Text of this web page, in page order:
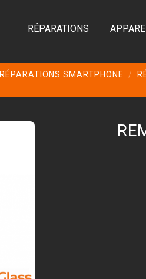
RÉPARATIONS
RÉPARATIONS SMARTPHONE